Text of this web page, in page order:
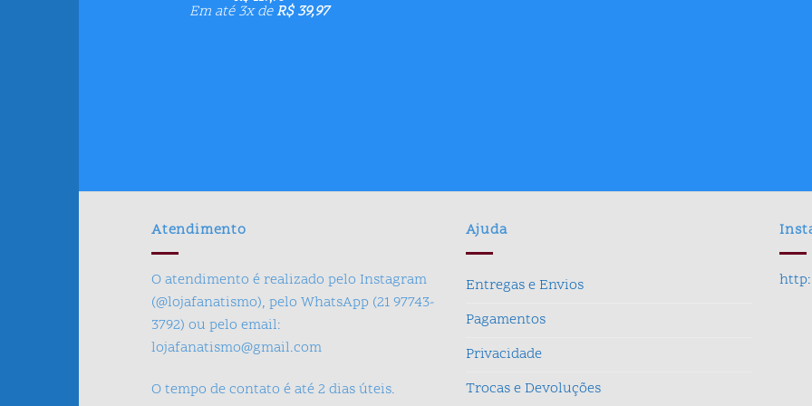
Em até 3x deR$39,97
Atendimento
O atendimento é realizado pelo Instagram
(@lojafanatismo), pelo WhatsApp (21 97743-
3792) ou pelo email:
lojafanatismo@gmail.com
O tempo de contato é até 2 dias úteis.
Ajuda
Entregas e Envios
Pagamentos
Privacidade
Trocas e Devoluções